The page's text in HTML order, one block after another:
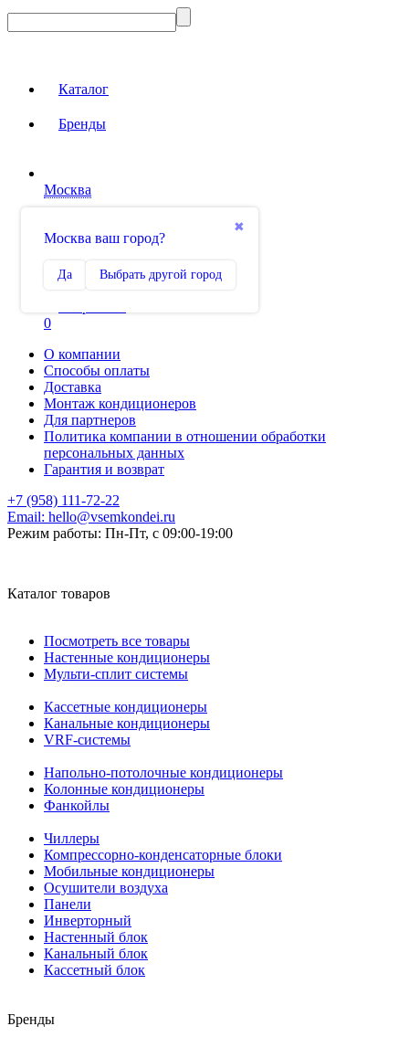
Каталог
Бренды
Москва
✖
Москва ваш город?
Да Выбрать другой город
Сравнение
0
О компании
Способы оплаты
Доставка
Монтаж кондиционеров
Для партнеров
Политика компании в отношении обработки
персональных данных
Гарантия и возврат
+7 (958) 111-72-22
Email: hello@vsemkondei.ru
Режим работы: Пн-Пт, с 09:00-19:00
Каталог товаров
Посмотреть все товары
Настенные кондиционеры
Мульти-сплит системы
Кассетные кондиционеры
Канальные кондиционеры
VRF-системы
Напольно-потолочные кондиционеры
Колонные кондиционеры
Фанкойлы
Чиллеры
Компрессорно-конденсаторные блоки
Мобильные кондиционеры
Осушители воздуха
Панели
Инверторный
Настенный блок
Канальный блок
Кассетный блок
Бренды